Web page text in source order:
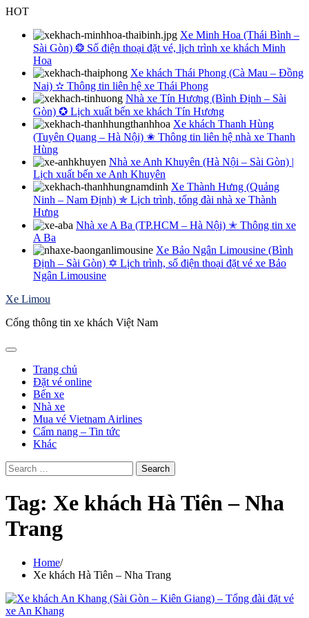
Skip
content
HOT
Xe Minh Hoa (Thái Bình –
Sài Gòn) ❂ Số điện thoại đặt vé, lịch trình xe khách Minh
Hoa
Xe khách Thái Phong (Cà Mau – Đồng
Nai) ✫ Thông tin liên hệ xe Thái Phong
Nhà xe Tín Hương (Bình Định – Sài
Gòn) ✪ Lịch xuất bến xe khách Tín Hương
Xe khách Thanh Hùng
(Tuyên Quang – Hà Nội) ✬ Thông tin liên hệ nhà xe Thanh
Hùng
Nhà xe Anh Khuyên (Hà Nội – Sài Gòn) |
Lịch xuất bến xe Anh Khuyên
Xe Thành Hưng (Quảng
Ninh – Nam Định) ✯ Lịch trình, tổng đài nhà xe Thành
Hưng
Nhà xe A Ba (TP.HCM – Hà Nội) ✭ Thông tin xe
A Ba
Xe Bảo Ngân Limousine (Bình
Định – Sài Gòn) ✡ Lịch trình, số điện thoại đặt vé xe Bảo
Ngân Limousine
Xe Limou
Cổng thông tin xe khách Việt Nam
Trang chủ
Đặt vé online
Bến xe
Nhà xe
Mua vé Vietnam Airlines
Cẩm nang – Tin tức
Khác
Search
for:
Tag: Xe khách Hà Tiên – Nha
Trang
Home
Xe khách Hà Tiên – Nha Trang